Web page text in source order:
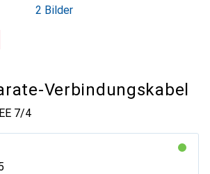
2 Bilder
Verbindungskabel
7/4